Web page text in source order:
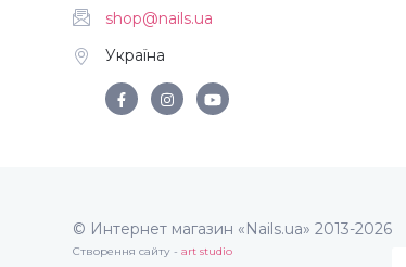
shop@nails.ua
Україна
© Интернет магазин «Nails.ua» 2013-2026
Створення сайту - art studio